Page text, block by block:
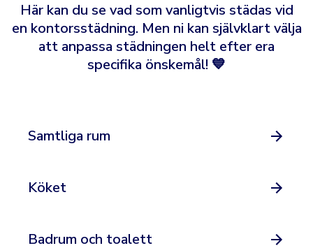
Här kan du se vad som vanligtvis städas vid
en kontorsstädning. Men ni kan självklart välja
att anpassa städningen helt efter era
specifika önskemål! 💙
Samtliga rum
Köket
Badrum och toalett